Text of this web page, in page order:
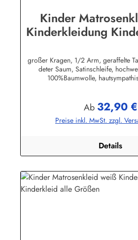
Kinder
Kinderkleidung
großer Kragen, 1/2 Arm, geraffelte
deter Saum, Satinschleife,
100%Baumwolle,
bekleidung.de
Regulärer Preis:
Ab 32,90 €
Preise inkl. MwSt. zzgl.
Details